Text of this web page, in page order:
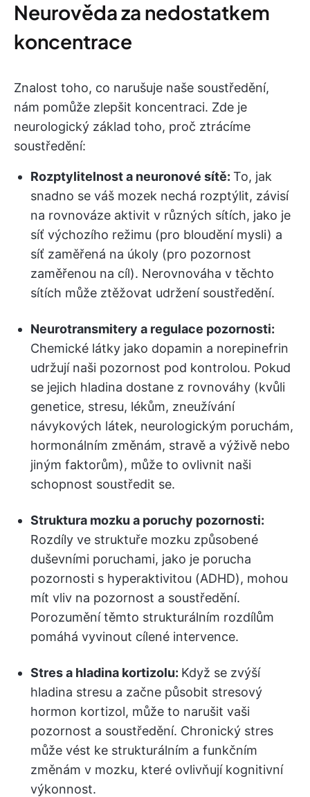
Neurověda za nedostatkem
koncentrace
Znalost toho, co narušuje naše soustředění,
nám pomůže zlepšit koncentraci. Zde je
neurologický základ toho, proč ztrácíme
soustředění:
Rozptylitelnost a neuronové sítě: To, jak
snadno se váš mozek nechá rozptýlit, závisí
na rovnováze aktivit v různých sítích, jako je
síť výchozího režimu (pro bloudění mysli) a
síť zaměřená na úkoly (pro pozornost
zaměřenou na cíl). Nerovnováha v těchto
sítích může ztěžovat udržení soustředění.
Neurotransmitery a regulace pozornosti:
Chemické látky jako dopamin a norepinefrin
udržují naši pozornost pod kontrolou. Pokud
se jejich hladina dostane z rovnováhy (kvůli
genetice, stresu, lékům, zneužívání
návykových látek, neurologickým poruchám,
hormonálním změnám, stravě a výživě nebo
jiným faktorům), může to ovlivnit naši
schopnost soustředit se.
Struktura mozku a poruchy pozornosti:
Rozdíly ve struktuře mozku způsobené
duševními poruchami, jako je porucha
pozornosti s hyperaktivitou (ADHD), mohou
mít vliv na pozornost a soustředění.
Porozumění těmto strukturálním rozdílům
pomáhá vyvinout cílené intervence.
Stres a hladina kortizolu: Když se zvýší
hladina stresu a začne působit stresový
hormon kortizol, může to narušit vaši
pozornost a soustředění. Chronický stres
může vést ke strukturálním a funkčním
změnám v mozku, které ovlivňují kognitivní
výkonnost.